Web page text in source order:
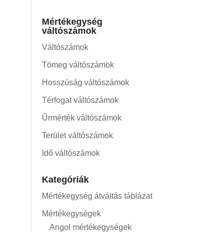
Mértékegység
váltószámok
Váltószámok
Tömeg váltószámok
Hosszúság váltószámok
Térfogat váltószámok
Űrmérték váltószámok
Terület váltószámok
Idő váltószámok
Kategóriák
Mértékegység átváltás táblázat
Mértékegységek
Angol mértékegységek